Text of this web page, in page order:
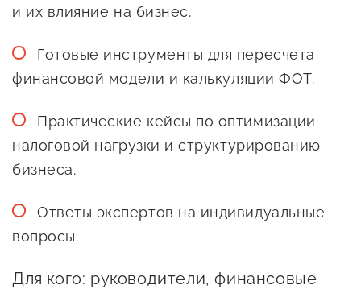
Госзакупки для малого
Каталог югорских франшиз
Самозанятому
Новости УФНС
Сообщить о нарушении
и их влияние на бизнес.
Готовые инструменты для пересчета
финансовой модели и калькуляции ФОТ.
Практические кейсы по оптимизации
налоговой нагрузки и структурированию
бизнеса.
Ответы экспертов на индивидуальные
вопросы.
Для кого: руководители, финансовые